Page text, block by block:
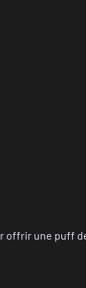
offrir une puff